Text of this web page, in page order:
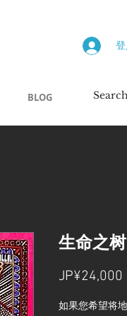
BLOG
生命之树
JP¥24,000
如果您希望将